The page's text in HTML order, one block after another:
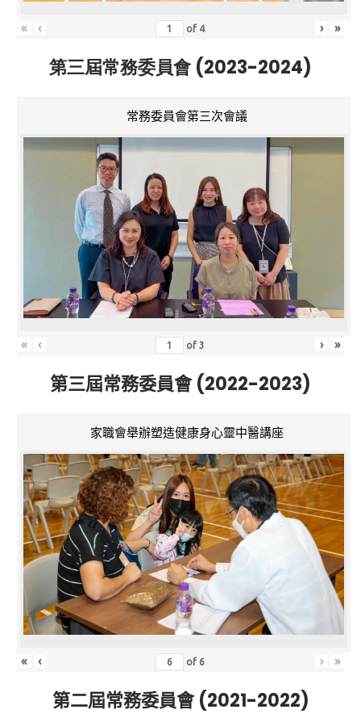
« ‹ of 4 › »
第三屆常務委員會 (2023-2024)
常務委員會第三次會議
« ‹ of3 › »
第三屆常務委員會 (2022-2023)
家職會舉辦塑造健康身心靈中醫講座
« ‹ of 6 › »
第二屆常務委員會 (2021-2022)